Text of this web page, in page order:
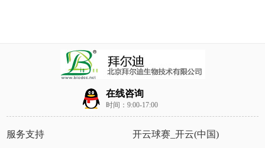
在线咨询
时间：9:00-17:00
服务支持 开云球赛_开云(中国)